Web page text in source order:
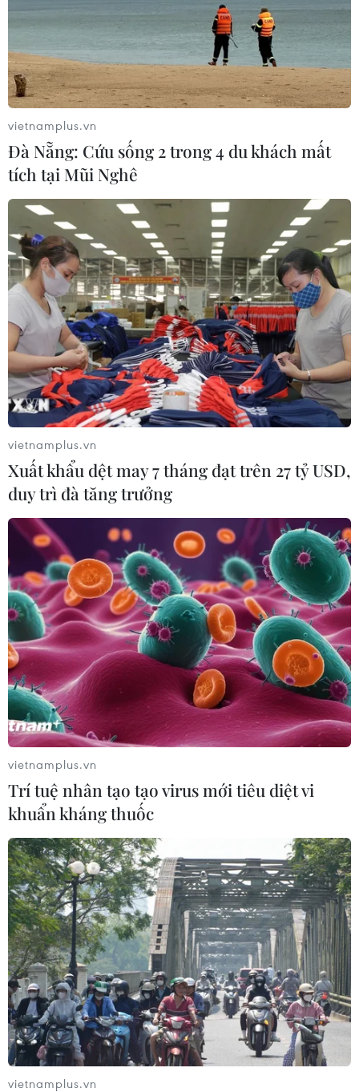
vietnamplus.vn
Đà Nẵng: Cứu sống 2 trong 4 du khách mất
tích tại Mũi Nghê
vietnamplus.vn
Xuất khẩu dệt may 7 tháng đạt trên 27 tỷ USD,
duy trì đà tăng trưởng
vietnamplus.vn
Trí tuệ nhân tạo tạo virus mới tiêu diệt vi
khuẩn kháng thuốc
vietnamplus.vn